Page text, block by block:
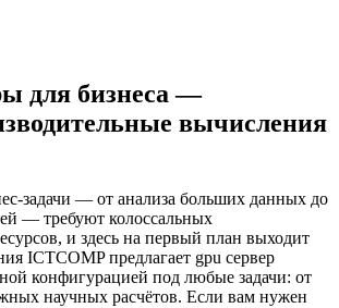
для бизнеса —
вычисления
задачи — от анализа больших данных до
— требуют колоссальных
и здесь на первый план выходит
ICTCOMP предлагает gpu сервер
конфигурацией под любые задачи: от
научных расчётов. Если вам нужен